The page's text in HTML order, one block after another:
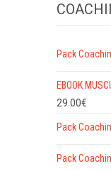
Pack
EBOOK
29.00€
Pack
Pack